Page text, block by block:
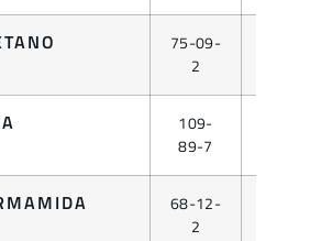
75-09-
2
109-
89-7
68-12-
2